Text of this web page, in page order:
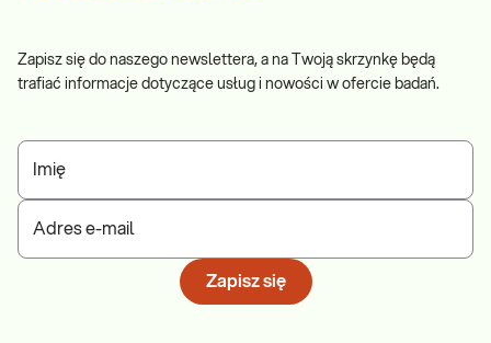
Zapisz się do naszego newslettera, a na Twoją skrzynkę będą
trafiać informacje dotyczące usług i nowości w ofercie badań.
Imię
Adres e-mail
Zapisz się